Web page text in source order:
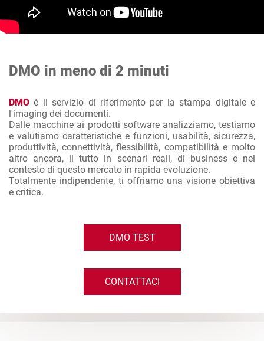
DMO in meno di 2 minuti
DMO è il servizio di riferimento per la stampa digitale e
l'imaging dei documenti.
Dalle macchine ai prodotti software analizziamo, testiamo
e valutiamo caratteristiche e funzioni, usabilità, sicurezza,
produttività, connettività, flessibilità, compatibilità e molto
altro ancora, il tutto in scenari reali, di business e nel
contesto di questo mercato in rapida evoluzione.
Totalmente indipendente, ti offriamo una visione obiettiva
e critica.
DMO TEST
CONTATTACI